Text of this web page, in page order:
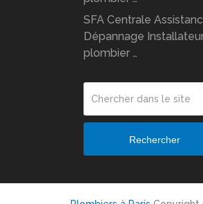
SFA Centrale
Dépannage
plombier …
Rechercher